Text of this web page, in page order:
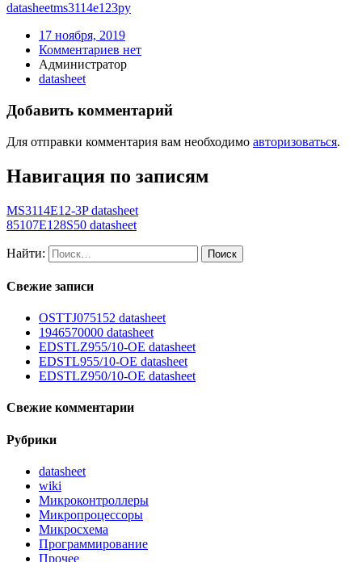
datasheetms3114e123py
17 ноября, 2019
Комментариев нет
Администратор
datasheet
Добавить комментарий
Для отправки комментария вам необходимо авторизоваться.
Навигация по записям
MS3114E12-3P datasheet
85107E128S50 datasheet
Найти:
Свежие записи
OSTTJ075152 datasheet
1946570000 datasheet
EDSTLZ955/10-OE datasheet
EDSTL955/10-OE datasheet
EDSTLZ950/10-OE datasheet
Свежие комментарии
Рубрики
datasheet
wiki
Микроконтроллеры
Микропроцессоры
Микросхема
Программирование
Прочее